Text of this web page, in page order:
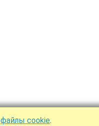
файлы cookie.